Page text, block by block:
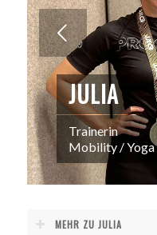
JULIA
Trainerin
Mobility / Yoga
MEHR ZU JULIA